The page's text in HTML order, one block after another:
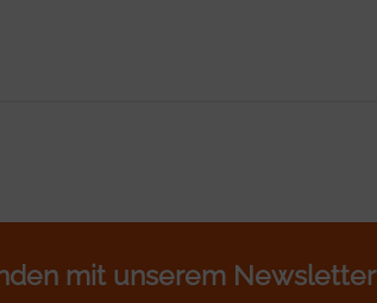
mit unserem Newsletter